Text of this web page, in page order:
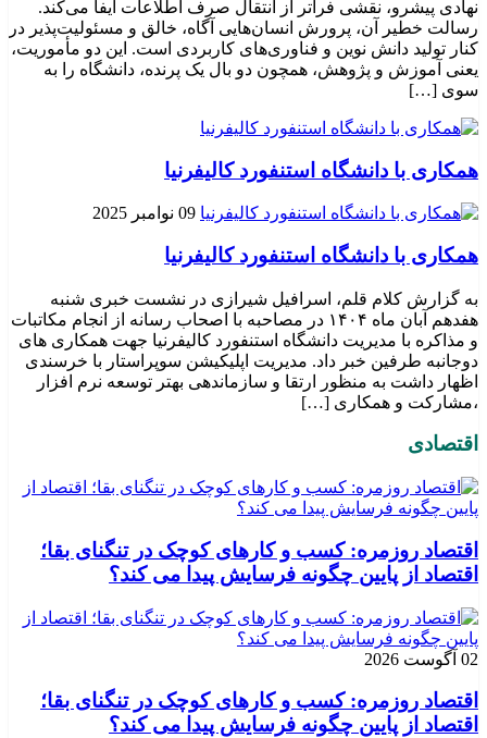
نهادی پیشرو، نقشی فراتر از انتقال صرف اطلاعات ایفا می‌کند.
رسالت خطیر آن، پرورش انسان‌هایی آگاه، خالق و مسئولیت‌پذیر در
کنار تولید دانش نوین و فناوری‌های کاربردی است. این دو مأموریت،
یعنی آموزش و پژوهش، همچون دو بال یک پرنده، دانشگاه را به
سوی […]
همکاری با دانشگاه استنفورد کالیفرنیا
09 نوامبر 2025
همکاری با دانشگاه استنفورد کالیفرنیا
به گزارش کلام قلم، اسرافیل شیرازی در نشست خبری شنبه
هفدهم آبان ماه ۱۴۰۴ در مصاحبه با اصحاب رسانه از انجام مکاتبات
و مذاکره با مدیریت دانشگاه استنفورد کالیفرنیا جهت همکاری های
دوجانبه طرفین خبر داد. مدیریت اپلیکیشن سوپراستار با خرسندی
اظهار داشت به منظور ارتقا و سازماندهی بهتر توسعه نرم افزار
،مشارکت و همکاری […]
اقتصادی
اقتصاد روزمره: کسب‌ و کارهای کوچک در تنگنای بقا؛
اقتصاد از پایین چگونه فرسایش پیدا می کند؟
02 آگوست 2026
اقتصاد روزمره: کسب‌ و کارهای کوچک در تنگنای بقا؛
اقتصاد از پایین چگونه فرسایش پیدا می کند؟